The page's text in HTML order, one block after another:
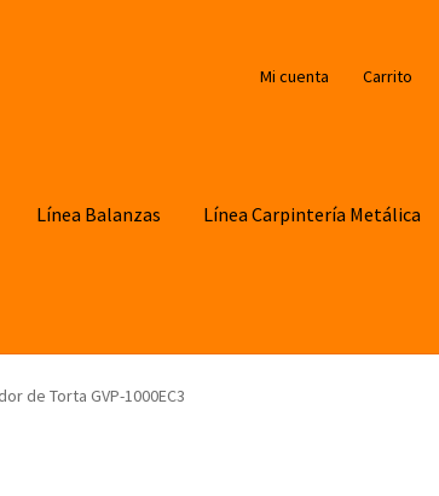
Mi cuenta Carrito
Línea Balanzas Línea Carpintería Metálica
de Torta GVP-1000EC3